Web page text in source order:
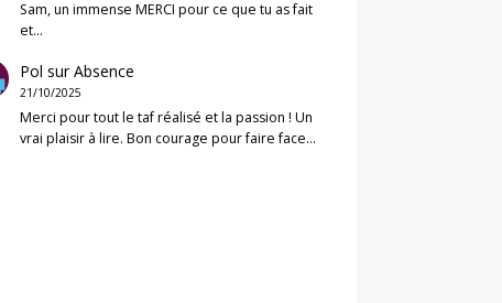
Sam, un immense MERCI pour ce que tu as fait
et…
Pol surAbsence
21/10/2025
Merci pour tout le taf réalisé et la passion ! Un
vrai plaisir à lire. Bon courage pour faire face…